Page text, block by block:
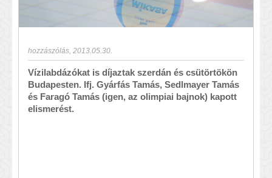
hozzászólás 2013.05.30.
Vízilabdázókat is díjaztak szerdán és csütörtökön
Budapesten. Ifj. Gyárfás Tamás, Sedlmayer Tamás
és Faragó Tamás (igen, az olimpiai bajnok) kapott
elismerést.